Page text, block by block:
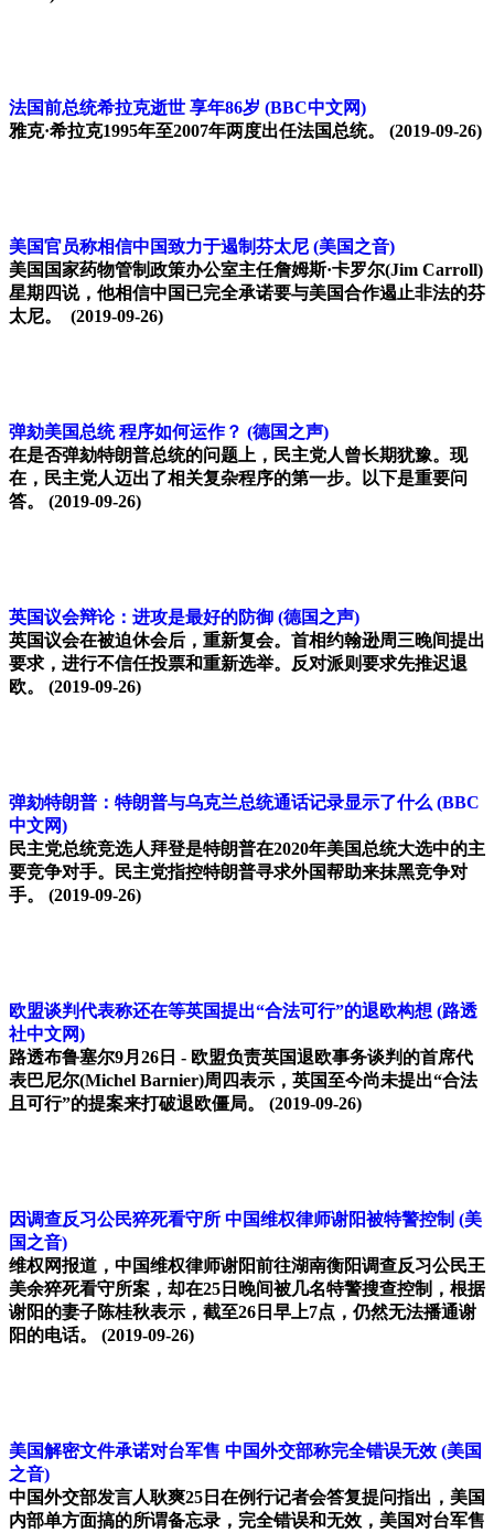
法国前总统希拉克逝世 享年86岁 (BBC中文网)
雅克·希拉克1995年至2007年两度出任法国总统。
(2019-09-26)
美国官员称相信中国致力于遏制芬太尼 (美国之音)
美国国家药物管制政策办公室主任詹姆斯·卡罗尔(Jim Carroll)
星期四说，他相信中国已完全承诺要与美国合作遏止非法的芬
太尼。
(2019-09-26)
弹劾美国总统 程序如何运作？ (德国之声)
在是否弹劾特朗普总统的问题上，民主党人曾长期犹豫。现
在，民主党人迈出了相关复杂程序的第一步。以下是重要问
答。
(2019-09-26)
英国议会辩论：进攻是最好的防御 (德国之声)
英国议会在被迫休会后，重新复会。首相约翰逊周三晚间提出
要求，进行不信任投票和重新选举。反对派则要求先推迟退
欧。
(2019-09-26)
弹劾特朗普：特朗普与乌克兰总统通话记录显示了什么 (BBC
中文网)
民主党总统竞选人拜登是特朗普在2020年美国总统大选中的主
要竞争对手。民主党指控特朗普寻求外国帮助来抹黑竞争对
手。
(2019-09-26)
欧盟谈判代表称还在等英国提出“合法可行”的退欧构想 (路透
社中文网)
路透布鲁塞尔9月26日 - 欧盟负责英国退欧事务谈判的首席代
表巴尼尔(Michel Barnier)周四表示，英国至今尚未提出“合法
且可行”的提案来打破退欧僵局。
(2019-09-26)
因调查反习公民猝死看守所 中国维权律师谢阳被特警控制 (美
国之音)
维权网报道，中国维权律师谢阳前往湖南衡阳调查反习公民王
美余猝死看守所案，却在25日晚间被几名特警搜查控制，根据
谢阳的妻子陈桂秋表示，截至26日早上7点，仍然无法播通谢
阳的电话。
(2019-09-26)
美国解密文件承诺对台军售 中国外交部称完全错误无效 (美国
之音)
中国外交部发言人耿爽25日在例行记者会答复提问指出，美国
内部单方面搞的所谓备忘录，完全错误和无效，美国对台军售